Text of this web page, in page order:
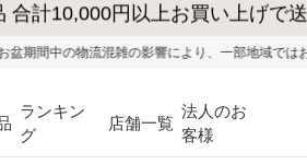
の送料・設置無料（※当社エ
より、一部地域ではお荷物のお届けに遅れが
ランキン
グ
店舗一覧
法人のお
客様